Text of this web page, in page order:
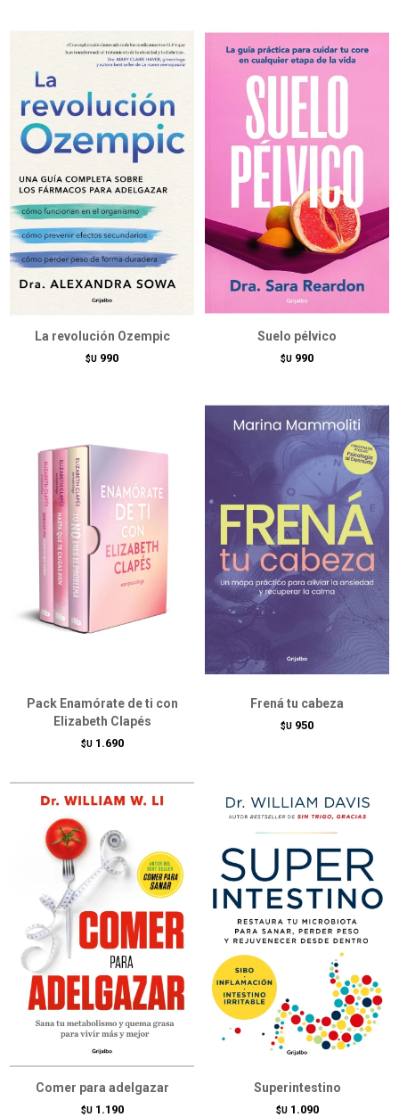
La revolución Ozempic
$U 990
Suelo pélvico
$U 990
Pack Enamórate de ti con
Elizabeth Clapés
$U 1.690
Frená tu cabeza
$U 950
Comer para adelgazar
$U 1.190
Superintestino
$U 1.090